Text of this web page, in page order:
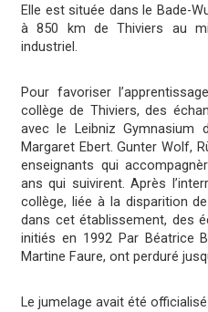
Elle est située dans le Bade-
à 850 km de Thiviers au
industriel.
Pour favoriser
collège de Thiviers, des
avec le Leibniz Gymnasium
Margaret Ebert. Gunter Wolf,
enseignants qui
ans qui suivirent. Après
collège, liée à la disparition de
dans cet établissement, des
initiés en 1992 Par Béatrice
Martine Faure, ont perduré
Le jumelage avait été